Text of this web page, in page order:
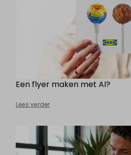
Een flyer maken met AI?
Lees verder